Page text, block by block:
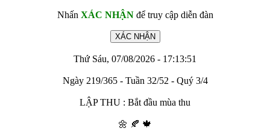
Nhấn XÁC NHẬNđể truy cập diễn đàn
Thứ Sáu, 07/08/2026 - 17:13:51
Ngày 219/365 - Tuần 32/52 - Quý 3/4
LẬP THU : Bắt đầu mùa thu
🌼 🍂 🍁